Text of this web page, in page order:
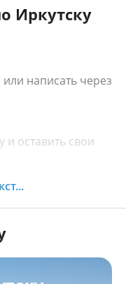
Иркутску
написать через
и оставить свои
в течение 30
картой, кредитной
нашего